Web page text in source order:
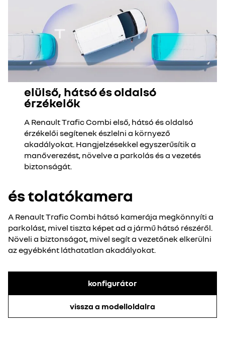
elülső, hátsó és oldalsó
érzékelők
A Renault Trafic Combi első, hátsó és oldalsó
érzékelői segítenek észlelni a környező
akadályokat. Hangjelzésekkel egyszerűsítik a
manőverezést, növelve a parkolás és a vezetés
biztonságát.
és tolatókamera
A Renault Trafic Combi hátsó kamerája megkönnyíti a
parkolást, mivel tiszta képet ad a jármű hátsó részéről.
Növeli a biztonságot, mivel segít a vezetőnek elkerülni
az egyébként láthatatlan akadályokat.
konfigurátor
vissza a modelloldalra